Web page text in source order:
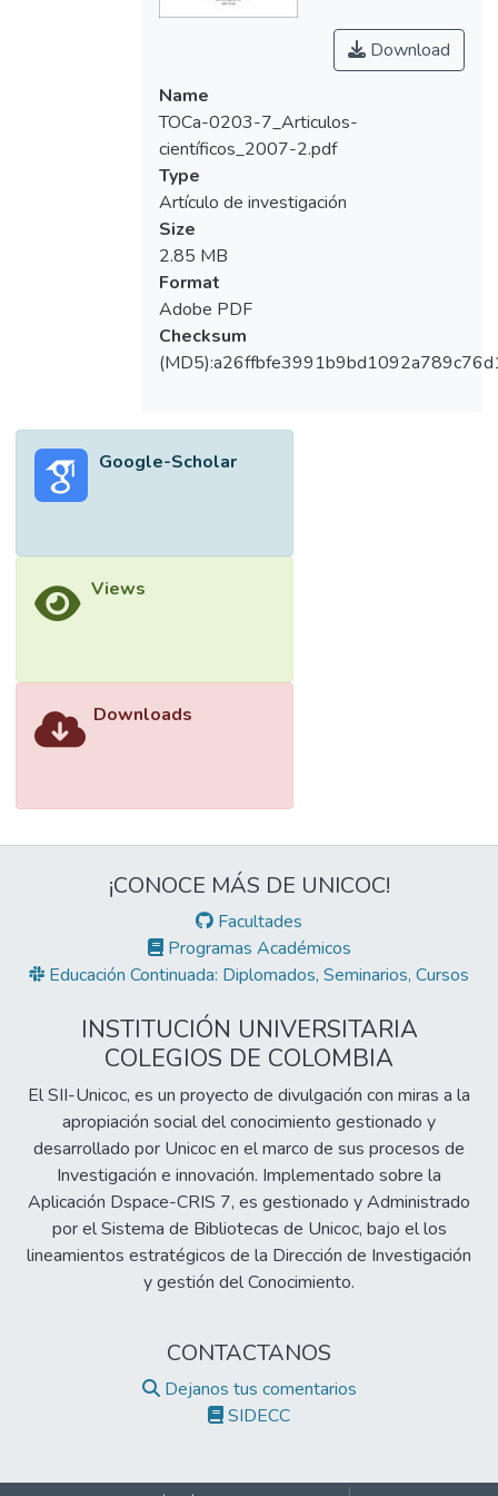
características en la institución. Se encontró
relación entre el índice de O’Leary y el grado
escolar de los estudiantes; también hubo
relación entre el índice COP y la edad. En
general se encontró que los estudiantes
presentaron la cavidad bucal en condiciones
adecuadas al ser evaluados. Palabras
Claves: Salud bucal, escolares, índice COP,
índice O’Leary
Download
Name
TOCa-0203-7_Articulos-
científicos_2007-2.pdf
Type
Artículo de investigación
Size
2.85 MB
Format
Adobe PDF
Checksum
Google-Scholar
Views
Downloads
¡CONOCE MÁS DE UNICOC!
Facultades
Programas Académicos
Educación Continuada: Diplomados, Seminarios, Cursos
INSTITUCIÓN UNIVERSITARIA
COLEGIOS DE COLOMBIA
El SII-Unicoc, es un proyecto de divulgación con miras a la
apropiación social del conocimiento gestionado y
desarrollado por Unicoc en el marco de sus procesos de
Investigación e innovación. Implementado sobre la
Aplicación Dspace-CRIS 7, es gestionado y Administrado
por el Sistema de Bibliotecas de Unicoc, bajo el los
lineamientos estratégicos de la Dirección de Investigación
y gestión del Conocimiento.
CONTACTANOS
Dejanos tus comentarios
SIDECC